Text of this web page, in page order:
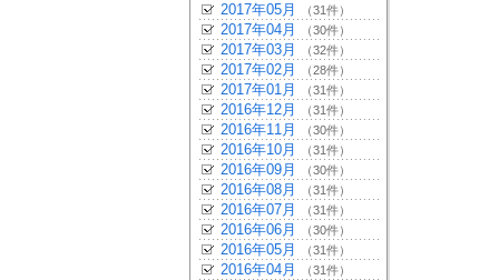
2017年05月 （31件）
2017年04月 （30件）
2017年03月 （32件）
2017年02月 （28件）
2017年01月 （31件）
2016年12月 （31件）
2016年11月 （30件）
2016年10月 （31件）
2016年09月 （30件）
2016年08月 （31件）
2016年07月 （31件）
2016年06月 （30件）
2016年05月 （31件）
2016年04月 （31件）